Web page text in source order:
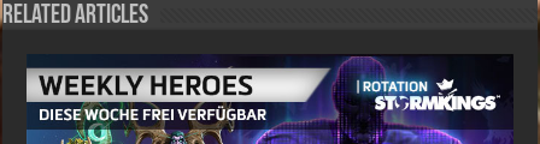
Related Articles